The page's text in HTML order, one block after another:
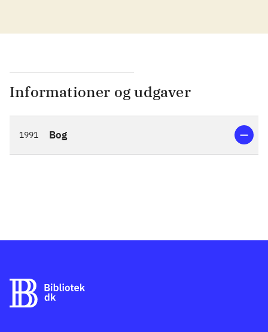
Informationer og udgaver
1991 Bog